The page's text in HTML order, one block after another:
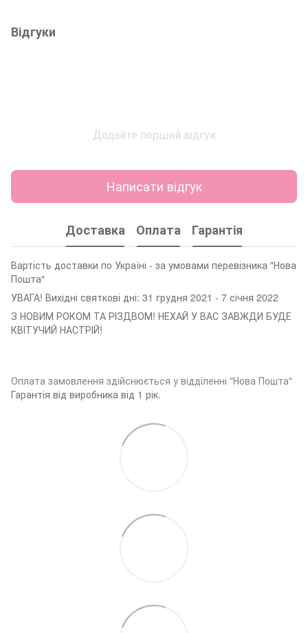
Відгуки
Додайте перший відгук
Написати відгук
Доставка Оплата Гарантія
Вартість доставки по Україні - за умовами перевізника "Нова
Пошта"
УВАГА! Вихідні святкові дні: 31 грудня 2021 - 7 січня 2022
З НОВИМ РОКОМ ТА РІЗДВОМ! НЕХАЙ У ВАС ЗАВЖДИ БУДЕ
КВІТУЧИЙ НАСТРІЙ!
Оплата замовлення здійснюється у відділенні "Нова Пошта"
Гарантія від виробника від 1 рік.